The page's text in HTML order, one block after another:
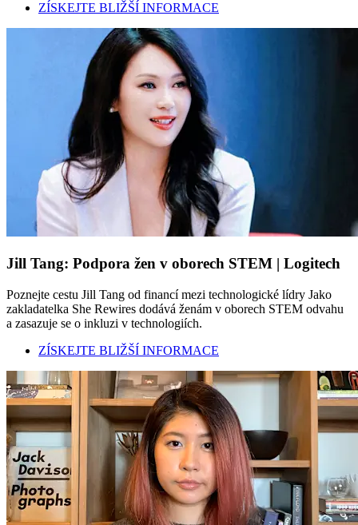
ZÍSKEJTE BLIŽŠÍ INFORMACE
Jill Tang: Podpora žen v oborech STEM | Logitech
Poznejte cestu Jill Tang od financí mezi technologické lídry Jako
zakladatelka She Rewires dodává ženám v oborech STEM odvahu
a zasazuje se o inkluzi v technologiích.
ZÍSKEJTE BLIŽŠÍ INFORMACE